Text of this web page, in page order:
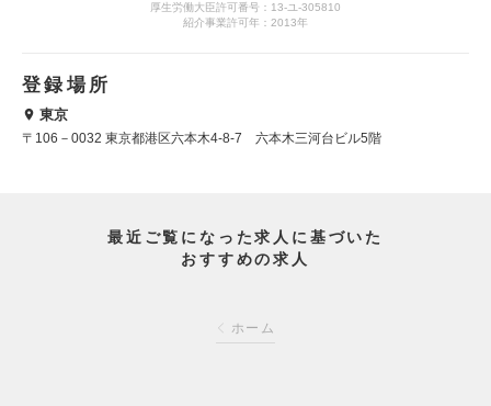
厚生労働大臣許可番号：13-ユ-305810
紹介事業許可年：2013年
登録場所
東京
〒106－0032 東京都港区六本木4-8-7 六本木三河台ビル5階
最近ご覧になった求人に基づいた
おすすめの求人
ホーム